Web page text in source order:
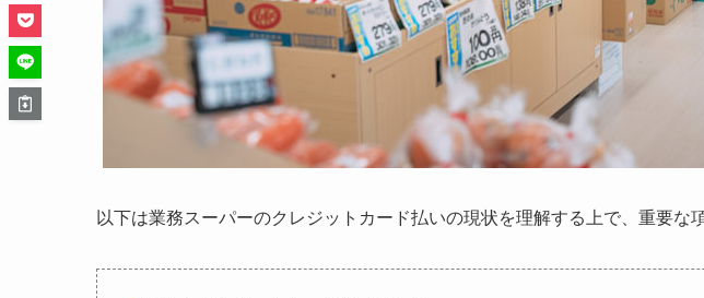
以下は業務スーパーのクレジットカード払いの現状を理解する上で、重要な